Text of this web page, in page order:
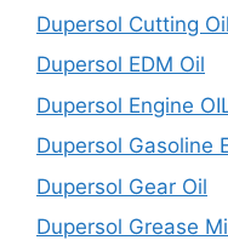
Dupersol Cutting Oil
Dupersol EDM Oil
Dupersol Engine
Dupersol Gasoline
Dupersol Gear Oil
Dupersol Grease